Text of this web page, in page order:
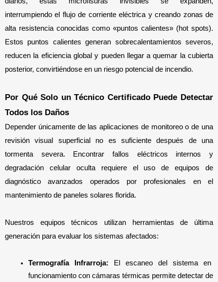
interrumpiendo el flujo de corriente eléctrica y creando zonas de
alta resistencia conocidas como «puntos calientes» (hot spots).
Estos puntos calientes generan sobrecalentamientos severos,
reducen la eficiencia global y pueden llegar a quemar la cubierta
posterior, convirtiéndose en un riesgo potencial de incendio.
Por Qué Solo un Técnico Certificado Puede Detectar
Todos los Daños
Depender únicamente de las aplicaciones de monitoreo o de una
revisión visual superficial no es suficiente después de una
tormenta severa. Encontrar fallos eléctricos internos y
degradación celular oculta requiere el uso de equipos de
diagnóstico avanzados operados por profesionales en el
mantenimiento de paneles solares florida.
Nuestros equipos técnicos utilizan herramientas de última
generación para evaluar los sistemas afectados:
Termografía Infrarroja: El escaneo del sistema en
funcionamiento con cámaras térmicas permite detectar de